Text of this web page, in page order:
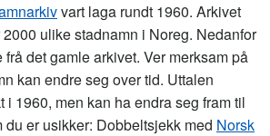
vart laga rundt 1960. Arkivet
ulike stadnamn i Noreg. Nedanfor
det gamle arkivet. Ver merksam på
kan endre seg over tid. Uttalen
i 1960, men kan ha endra seg fram til
du er usikker: Dobbeltsjekk med Norsk